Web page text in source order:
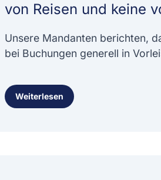
von Reisen und keine
Unsere Mandanten berichten,
bei Buchungen generell in
Weiterlesen